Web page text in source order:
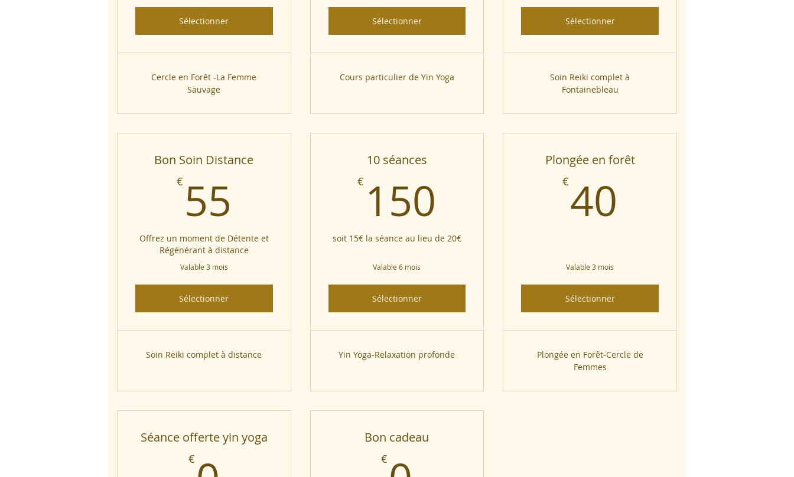
Sélectionner
Cercle en Forêt -La Femme
Sauvage
Sélectionner
Cours particulier de Yin Yoga
Sélectionner
Soin Reiki complet à
Fontainebleau
Bon Soin Distance
€ 55
Offrez un moment de Détente et
Régénérant à distance
Valable 3 mois
Sélectionner
Soin Reiki complet à distance
10 séances
€ 150
soit 15€ la séance au lieu de 20€
Valable 6 mois
Sélectionner
Yin Yoga-Relaxation profonde
Plongée en forêt
€40
Valable 3 mois
Sélectionner
Plongée en Forêt-Cercle de
Femmes
Séance offerte yin yoga
€
Bon cadeau
€